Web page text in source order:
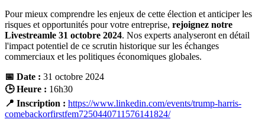
Pour mieux comprendre les enjeux de cette élection et anticiper les
risques et opportunités pour votre entreprise, rejoignez notre
Livestreamle 31 octobre 2024. Nos experts analyseront en détail
l'impact potentiel de ce scrutin historique sur les échanges
commerciaux et les politiques économiques globales.
📅 Date : 31 octobre 2024
🕒 Heure : 16h30
📍 Inscription : https://www.linkedin.com/events/trump-harris-
comebackorfirstfem7250440711576141824/